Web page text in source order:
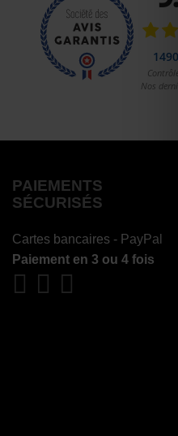
PAIEMENTS
SÉCURISÉS
Cartes bancaires - PayPal
Paiement en 3 ou 4 fois